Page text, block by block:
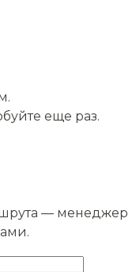
еще раз.
— менеджер